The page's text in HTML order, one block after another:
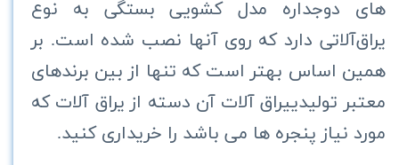
های دوجداره مدل کشویی بستگی به نوع
یراق‌آلاتی دارد که روی آنها نصب شده است. بر
همین اساس بهتر است که تنها از بین برندهای
معتبر تولیدییراق آلات آن دسته از یراق آلات که
مورد نیاز پنجره ها می باشد را خریداری کنید.